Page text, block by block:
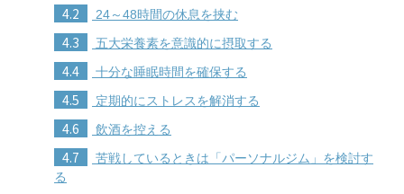
4.2 24～48時間の休息を挟む
4.3 五大栄養素を意識的に摂取する
4.4 十分な睡眠時間を確保する
4.5 定期的にストレスを解消する
4.6 飲酒を控える
4.7
苦戦しているときは「パーソナルジム」を検討す
る